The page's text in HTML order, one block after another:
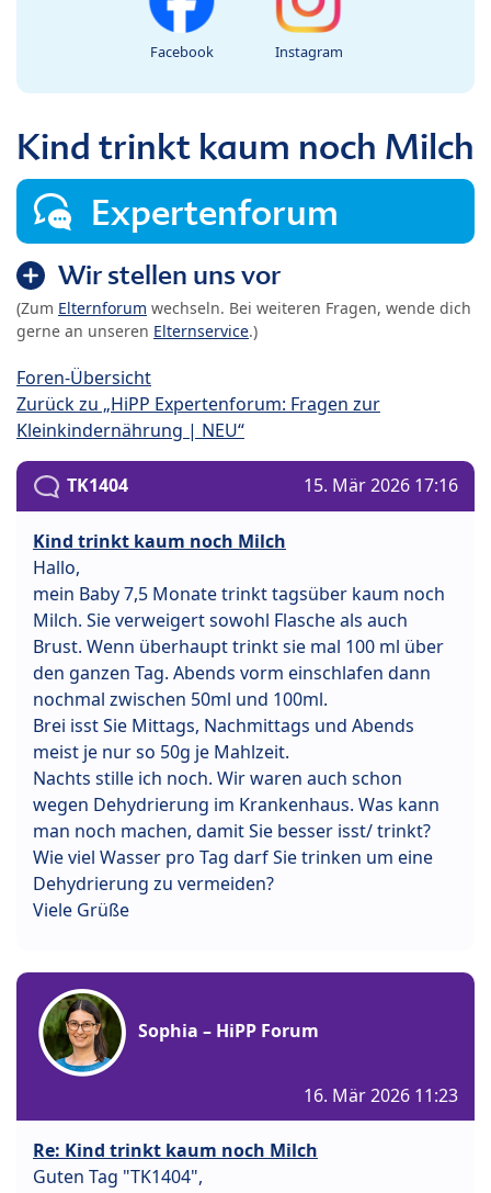
Facebook Instagram
Kind trinkt kaum noch Milch
Expertenforum
Wir stellen uns vor
(Zum Elternforum wechseln. Bei weiteren Fragen, wende dich
gerne an unseren Elternservice.)
Foren-Übersicht
Zurück zu „HiPP Expertenforum: Fragen zur
Kleinkindernährung | NEU“
TK1404 15. Mär 2026 17:16
Kind trinkt kaum noch Milch
Hallo,
mein Baby 7,5 Monate trinkt tagsüber kaum noch
Milch. Sie verweigert sowohl Flasche als auch
Brust. Wenn überhaupt trinkt sie mal 100 ml über
den ganzen Tag. Abends vorm einschlafen dann
nochmal zwischen 50ml und 100ml.
Brei isst Sie Mittags, Nachmittags und Abends
meist je nur so 50g je Mahlzeit.
Nachts stille ich noch. Wir waren auch schon
wegen Dehydrierung im Krankenhaus. Was kann
man noch machen, damit Sie besser isst/ trinkt?
Wie viel Wasser pro Tag darf Sie trinken um eine
Dehydrierung zu vermeiden?
Viele Grüße
Sophia – HiPP Forum
16. Mär 2026 11:23
Re: Kind trinkt kaum noch Milch
Guten Tag "TK1404",